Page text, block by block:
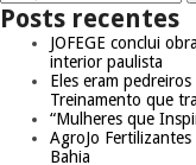
Posts recentes
JOFEGE conclui
interior paulista
Eles eram
Treinamento que
“Mulheres que
AgroJo
Bahia